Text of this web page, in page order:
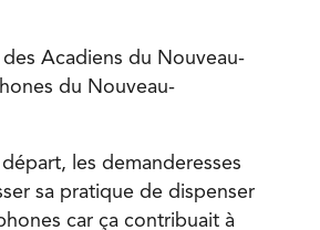
Acadiens du Nouveau-
du Nouveau-
les demanderesses
sa pratique de dispenser
car ça contribuait à